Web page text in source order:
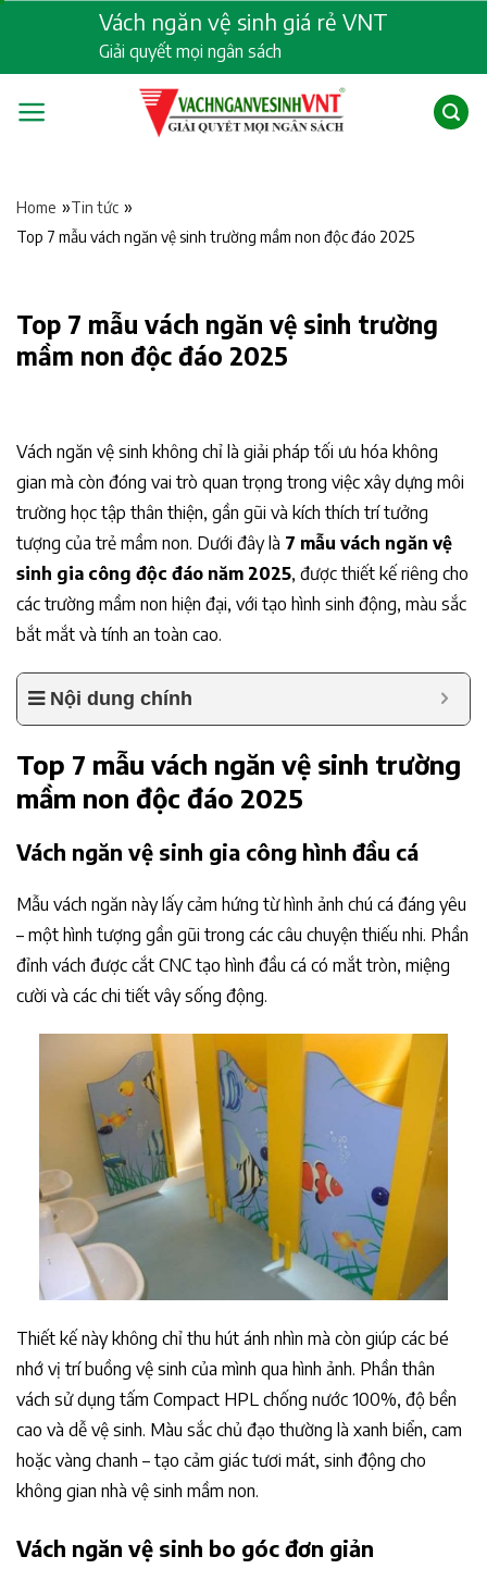
content
Vách ngăn vệ sinh giá rẻ VNT
Giải quyết mọi ngân sách
Home »Tin tức »
Top 7 mẫu vách ngăn vệ sinh trường mầm non độc đáo 2025
Top 7 mẫu vách ngăn vệ sinh trường
mầm non độc đáo 2025
Vách ngăn vệ sinh không chỉ là giải pháp tối ưu hóa không
gian mà còn đóng vai trò quan trọng trong việc xây dựng môi
trường học tập thân thiện, gần gũi và kích thích trí tưởng
tượng của trẻ mầm non. Dưới đây là 7 mẫu vách ngăn vệ
sinh gia công độc đáo năm 2025, được thiết kế riêng cho
các trường mầm non hiện đại, với tạo hình sinh động, màu sắc
bắt mắt và tính an toàn cao.
Nội dung chính
Top 7 mẫu vách ngăn vệ sinh trường
mầm non độc đáo 2025
Vách ngăn vệ sinh gia công hình đầu cá
Mẫu vách ngăn này lấy cảm hứng từ hình ảnh chú cá đáng yêu
– một hình tượng gần gũi trong các câu chuyện thiếu nhi. Phần
đỉnh vách được cắt CNC tạo hình đầu cá có mắt tròn, miệng
cười và các chi tiết vây sống động.
Thiết kế này không chỉ thu hút ánh nhìn mà còn giúp các bé
nhớ vị trí buồng vệ sinh của mình qua hình ảnh. Phần thân
vách sử dụng tấm Compact HPL chống nước 100%, độ bền
cao và dễ vệ sinh. Màu sắc chủ đạo thường là xanh biển, cam
hoặc vàng chanh – tạo cảm giác tươi mát, sinh động cho
không gian nhà vệ sinh mầm non.
Vách ngăn vệ sinh bo góc đơn giản